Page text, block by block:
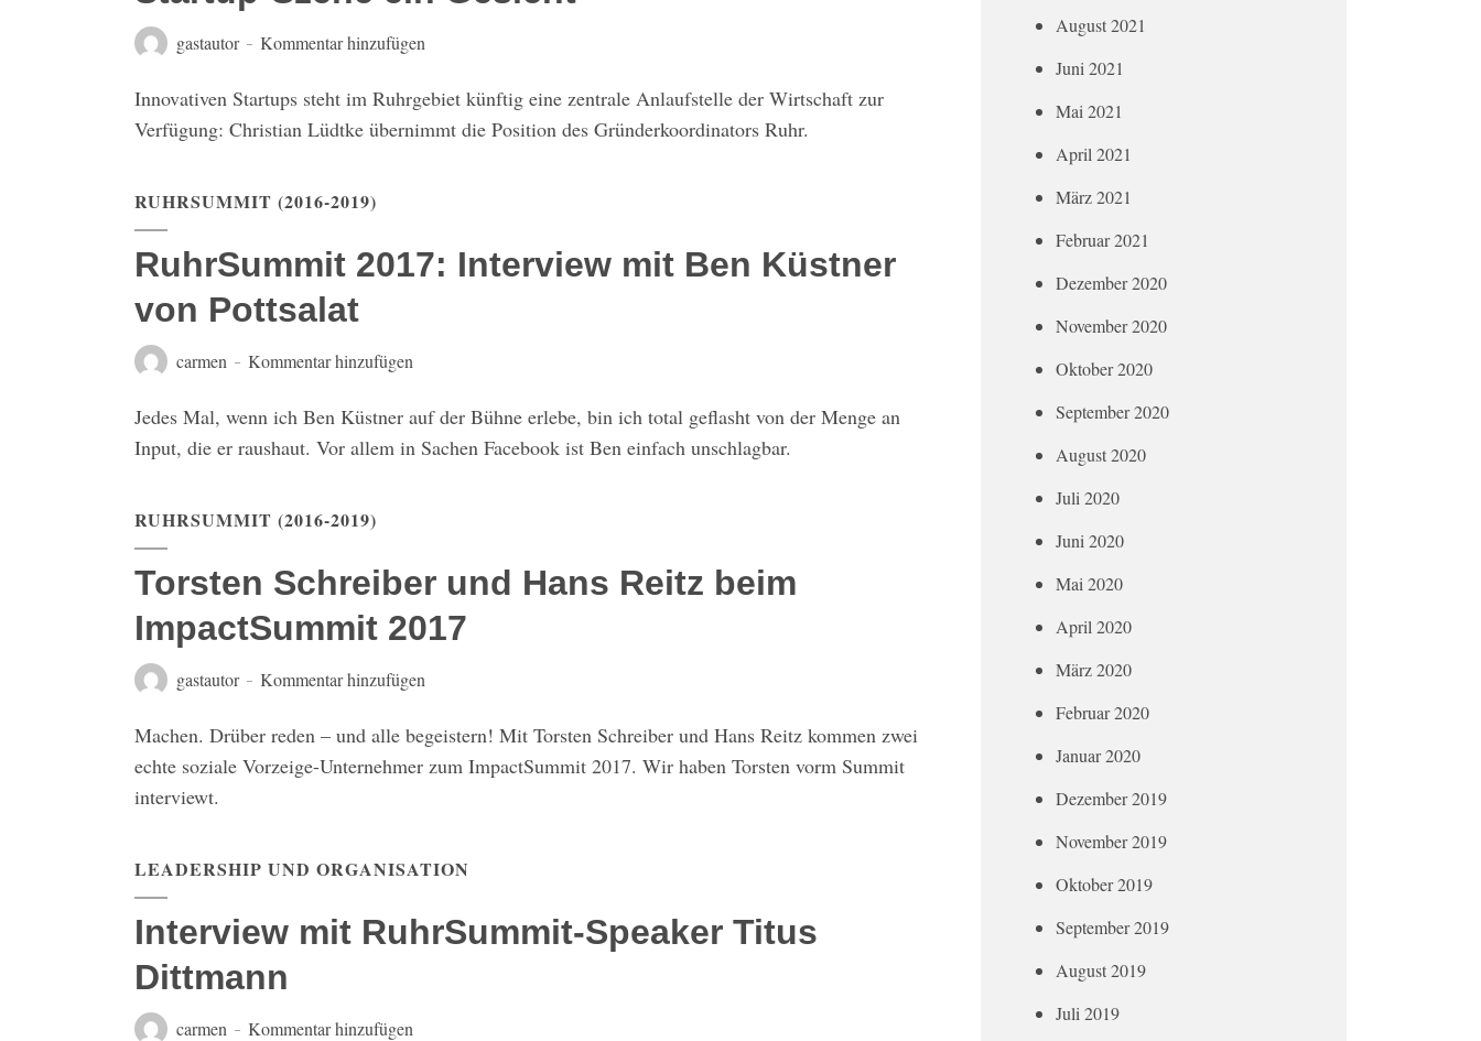
gastautor Kommentar hinzufügen
Innovativen Startups steht im Ruhrgebiet künftig eine zentrale Anlaufstelle der Wirtschaft zur
Verfügung: Christian Lüdtke übernimmt die Position des Gründerkoordinators Ruhr.
RUHRSUMMIT (2016-2019)
RuhrSummit 2017: Interview mit Ben Küstner
von Pottsalat
carmen Kommentar hinzufügen
Jedes Mal, wenn ich Ben Küstner auf der Bühne erlebe, bin ich total geflasht von der Menge an
Input, die er raushaut. Vor allem in Sachen Facebook ist Ben einfach unschlagbar.
RUHRSUMMIT (2016-2019)
Torsten Schreiber und Hans Reitz beim
ImpactSummit 2017
gastautor Kommentar hinzufügen
Machen. Drüber reden – und alle begeistern! Mit Torsten Schreiber und Hans Reitz kommen zwei
echte soziale Vorzeige-Unternehmer zum ImpactSummit 2017. Wir haben Torsten vorm Summit
interviewt.
LEADERSHIP UND ORGANISATION
Interview mit RuhrSummit-Speaker Titus
Dittmann
carmen Kommentar hinzufügen
August 2021
Juni 2021
Mai 2021
April 2021
März 2021
Februar 2021
Dezember 2020
November 2020
Oktober 2020
September 2020
August 2020
Juli 2020
Juni 2020
Mai 2020
April 2020
März 2020
Februar 2020
Januar 2020
Dezember 2019
November 2019
Oktober 2019
September 2019
August 2019
Juli 2019